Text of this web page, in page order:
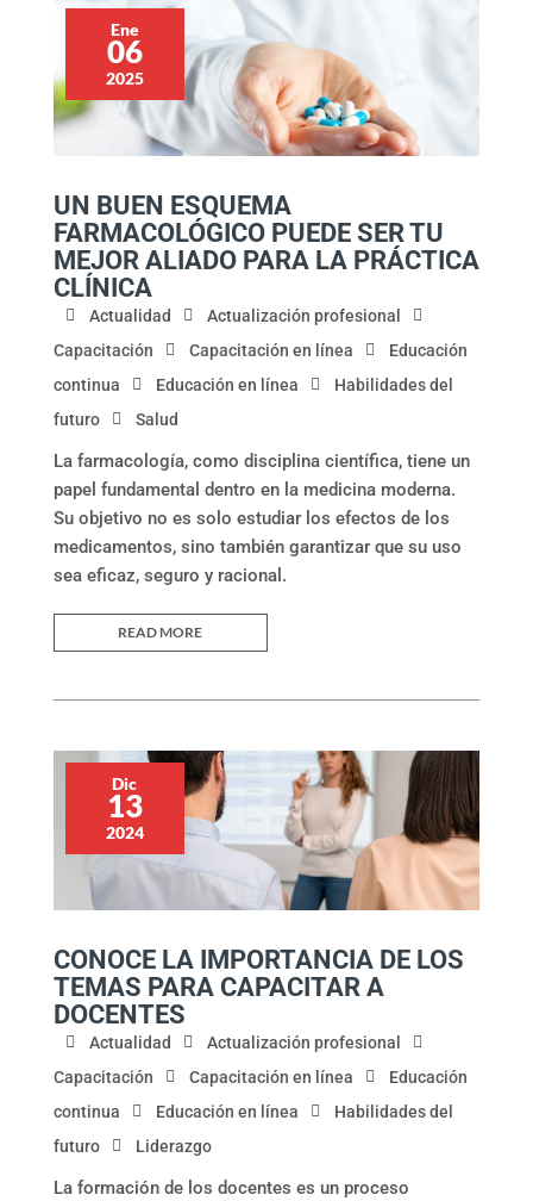
UN BUEN ESQUEMA
FARMACOLÓGICO PUEDE SER TU
MEJOR ALIADO PARA LA PRÁCTICA
CLÍNICA
Actualidad
Actualización profesional
Capacitación
Capacitación en línea
Educación
continua
Educación en línea
Habilidades del
futuro
Salud
La farmacología, como disciplina científica, tiene un
papel fundamental dentro en la medicina moderna.
Su objetivo no es solo estudiar los efectos de los
medicamentos, sino también garantizar que su uso
sea eficaz, seguro y racional.
READ MORE
Ene
06
2025
CONOCE LA IMPORTANCIA DE LOS
TEMAS PARA CAPACITAR A
DOCENTES
Actualidad
Actualización profesional
Capacitación
Capacitación en línea
Educación
continua
Educación en línea
Habilidades del
futuro
Liderazgo
La formación de los docentes es un proceso
Dic
13
2024